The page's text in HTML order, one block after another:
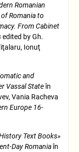
Romanian
Romania to
From Cabinet
edited by Gh.
Ionuţ
and
Vassal Stateîn
Vania Racheva
Europe 16-
Text Books»
Day Romaniaîn